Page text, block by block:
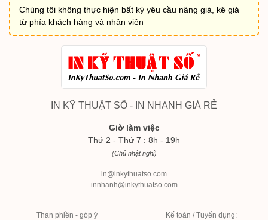
Chúng tôi không thực hiện bất kỳ yêu cầu nâng giá, kê giá
từ phía khách hàng và nhân viên
IN KỸ THUẬT SỐ - IN NHANH GIÁ RẺ
Giờ làm việc
Thứ 2 - Thứ 7 : 8h - 19h
(Chủ nhật nghỉ)
in@inkythuatso.com
innhanh@inkythuatso.com
Than phiền - góp ý
Kế toán / Tuyển dụng: